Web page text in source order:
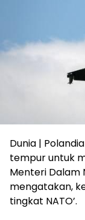
Dunia |
tempur untuk
Menteri Dalam
mengatakan,
tingkat NATO’.